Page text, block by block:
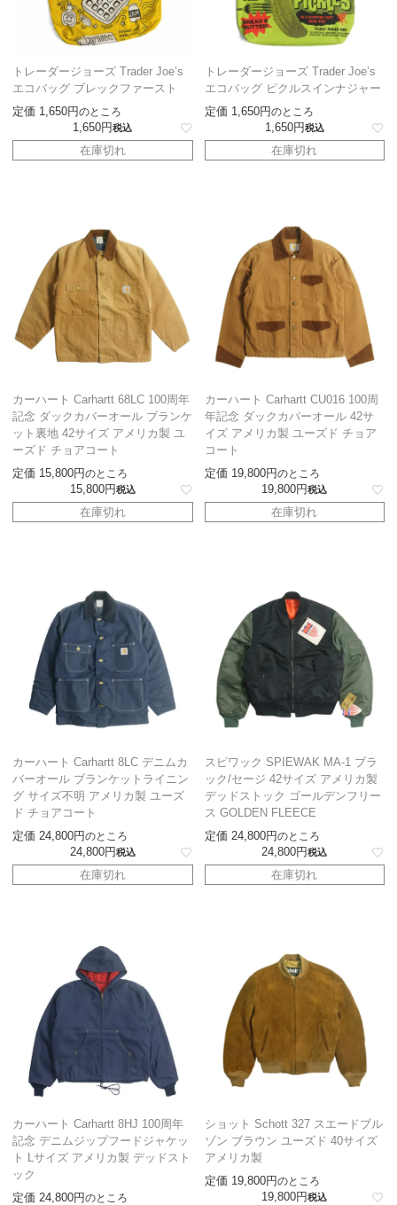
トレーダージョーズ Trader Joe’s
エコバッグ ブレックファースト
定価 1,650 のところ
1,650 税込
在庫切れ
トレーダージョーズ Trader Joe’s
エコバッグ ピクルスインナジャー
定価 1,650 のところ
1,650 税込
在庫切れ
カーハート Carhartt 68LC 100周年
記念 ダックカバーオール ブランケ
ット裏地 42サイズ アメリカ製 ユ
ーズド チョアコート
定価 15,800 のところ
15,800 税込
在庫切れ
カーハート Carhartt CU016 100周
年記念 ダックカバーオール 42サ
イズ アメリカ製 ユーズド チョア
コート
定価 19,800 のところ
19,800 税込
在庫切れ
カーハート Carhartt 8LC デニムカ
バーオール ブランケットライニン
グ サイズ不明 アメリカ製 ユーズ
ド チョアコート
定価 24,800 のところ
24,800 税込
在庫切れ
スピワック SPIEWAK MA-1 ブラ
ック/セージ 42サイズ アメリカ製
デッドストック ゴールデンフリー
ス GOLDEN FLEECE
定価 24,800 のところ
24,800 税込
在庫切れ
カーハート Carhartt 8HJ 100周年
記念 デニムジップフードジャケッ
ト Lサイズ アメリカ製 デッドスト
ック
定価 24,800 のところ
ショット Schott 327 スエードブル
ゾン ブラウン ユーズド 40サイズ
アメリカ製
定価 19,800 のところ
19,800 税込